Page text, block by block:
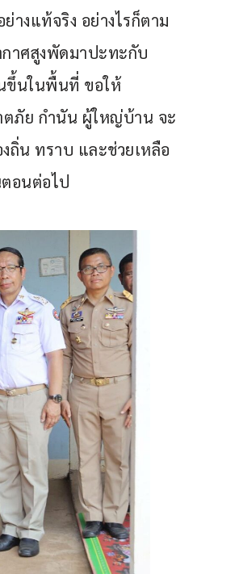
งแท้จริง อย่างไรก็ตาม
าศสูงพัดมาปะทะกับ
ขึ้นในพื้นที่ ขอให้
ตภัย กำนัน ผู้ใหญ่บ้าน จะ
ถิ่น ทราบ และช่วยเหลือ
อนต่อไป